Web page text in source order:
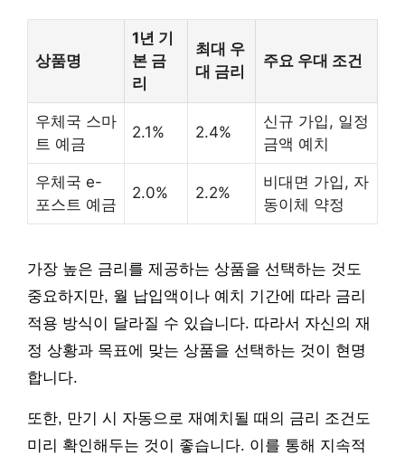
상품명
1년 기
본 금
리
최대 우
대 금리
주요 우대 조건
우체국 스마
트 예금
2.1% 2.4%
신규 가입, 일정
금액 예치
우체국 e-
포스트 예금
2.0% 2.2%
비대면 가입, 자
동이체 약정
가장 높은 금리를 제공하는 상품을 선택하는 것도
중요하지만, 월 납입액이나 예치 기간에 따라 금리
적용 방식이 달라질 수 있습니다. 따라서 자신의 재
정 상황과 목표에 맞는 상품을 선택하는 것이 현명
합니다.
또한, 만기 시 자동으로 재예치될 때의 금리 조건도
미리 확인해두는 것이 좋습니다. 이를 통해 지속적